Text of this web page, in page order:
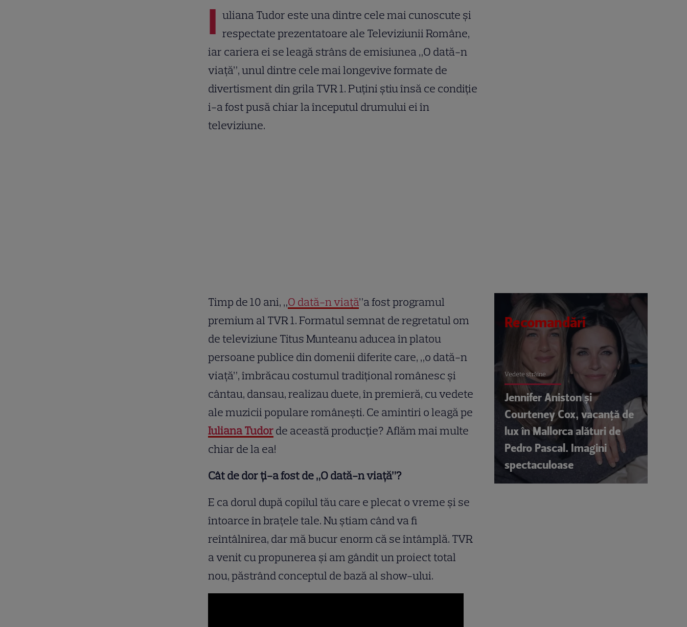
I uliana Tudor este una dintre cele mai cunoscute și
respectate prezentatoare ale Televiziunii Române,
iar cariera ei se leagă strâns de emisiunea „O dată-n
viață”, unul dintre cele mai longevive formate de
divertisment din grila TVR 1. Puțini știu însă ce condiție
i-a fost pusă chiar la începutul drumului ei în
televiziune.
Timp de 10 ani, „O dată-n viață”a fost programul
premium al TVR 1. Formatul semnat de regretatul om
de televiziune Titus Munteanu aducea în platou
persoane publice din domenii diferite care, „o dată-n
viață”, îmbrăcau costumul tradițional românesc și
cântau, dansau, realizau duete, în premieră, cu vedete
ale muzicii populare românești. Ce amintiri o leagă pe
Iuliana Tudorde această producție? Aflăm mai multe
chiar de la ea!
Cât de dor ți-a fost de „O dată-n viață”?
E ca dorul după copilul tău care e plecat o vreme şi se
întoarce în braţele tale. Nu ştiam când va fi
reîntâlnirea, dar mă bucur enorm că se întâmplă. TVR
a venit cu propunerea şi am gândit un proiect total
nou, păstrând conceptul de bază al show-ului.
Recomandări
Vedete străine
Jennifer Aniston și
Courteney Cox, vacanță de
lux în Mallorca alături de
Pedro Pascal. Imagini
spectaculoase